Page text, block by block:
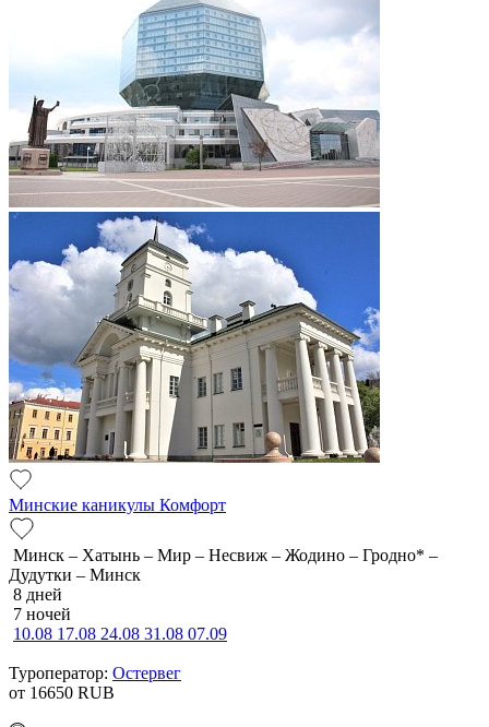
Минские каникулы Комфорт
Минск – Хатынь – Мир – Несвиж – Жодино – Гродно* –
Дудутки – Минск
8 дней
7 ночей
10.08 17.08 24.08 31.08 07.09
Туроператор: Остервег
от 16650 RUB